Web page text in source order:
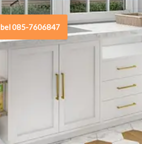
bel 085-7606847